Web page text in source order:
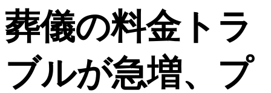
葬儀の料金トラ
ブルが急増、プ